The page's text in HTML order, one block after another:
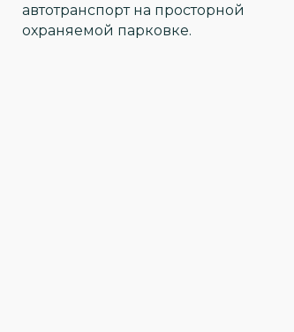
автотранспорт на просторной
охраняемой парковке.